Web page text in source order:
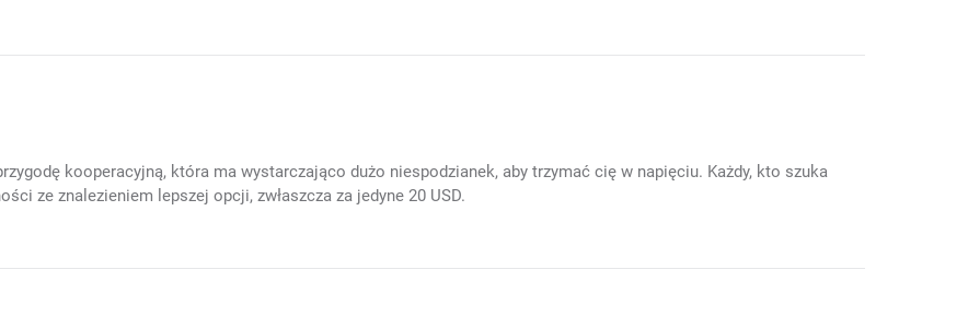
kooperacyjną, która ma wystarczająco dużo niespodzianek, aby trzymać cię w napięciu. Każdy, kto szuka
ze znalezieniem lepszej opcji, zwłaszcza za jedyne 20 USD.